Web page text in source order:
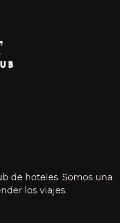
de hoteles. Somos una
los viajes.